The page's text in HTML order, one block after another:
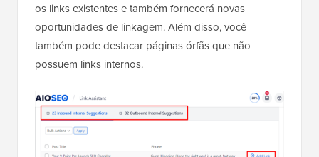
os links existentes e também fornecerá novas
oportunidades de linkagem. Além disso, você
também pode destacar páginas órfãs que não
possuem links internos.